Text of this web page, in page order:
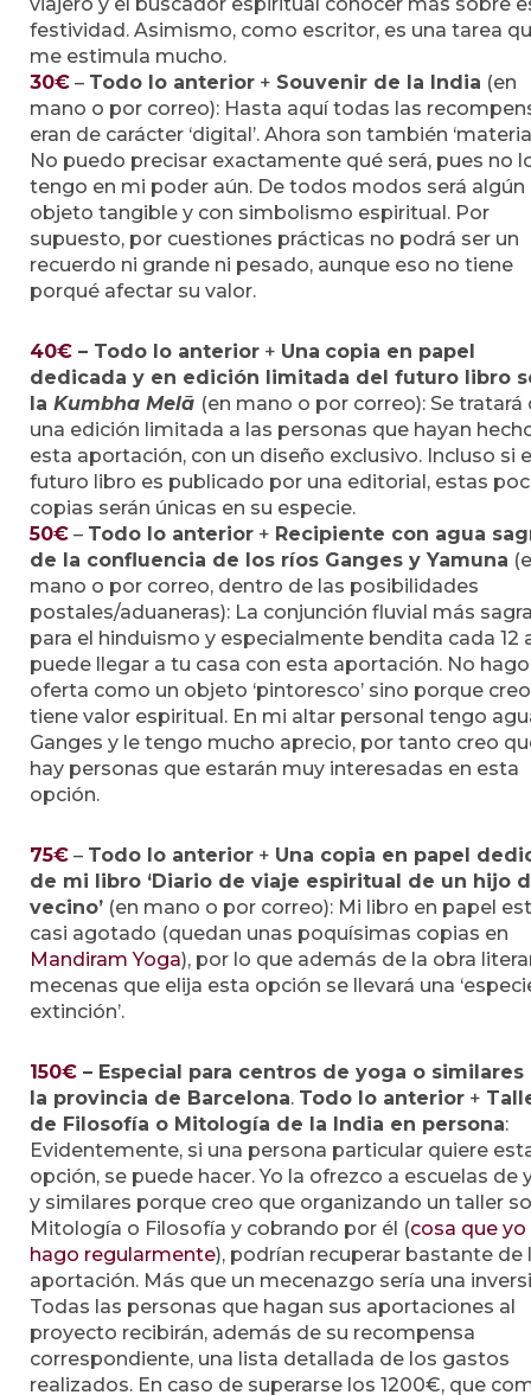
viajero y el buscador espiritual conocer más sobre
festividad. Asimismo, como escritor, es una tarea
me estimula mucho.
30€ – Todo lo anterior + Souvenir de la India (en
mano o por correo): Hasta aquí todas las
eran de carácter ‘digital’. Ahora son también
No puedo precisar exactamente qué será, pues no
tengo en mi poder aún. De todos modos será algún
objeto tangible y con simbolismo espiritual. Por
supuesto, por cuestiones prácticas no podrá ser un
recuerdo ni grande ni pesado, aunque eso no tiene
porqué afectar su valor.
40€ – Todo lo anterior + Una copia en papel
dedicada y en edición limitada del futuro libro
la Kumbha Melā (en mano o por correo): Se tratará
una edición limitada a las personas que hayan
esta aportación, con un diseño exclusivo. Incluso si
futuro libro es publicado por una editorial, estas
copias serán únicas en su especie.
50€ – Todo lo anterior + Recipiente con agua
de la confluencia de los ríos Ganges y Yamuna
mano o por correo, dentro de las posibilidades
postales/aduaneras): La conjunción fluvial más
para el hinduismo y especialmente bendita cada 12
puede llegar a tu casa con esta aportación. No
oferta como un objeto ‘pintoresco’ sino porque
tiene valor espiritual. En mi altar personal tengo
Ganges y le tengo mucho aprecio, por tanto creo
hay personas que estarán muy interesadas en esta
opción.
75€ – Todo lo anterior + Una copia en papel
de mi libro ‘Diario de viaje espiritual de un hijo
vecino’ (en mano o por correo): Mi libro en papel
casi agotado (quedan unas poquísimas copias en
Mandiram Yoga), por lo que además de la obra
mecenas que elija esta opción se llevará una
extinción’.
150€ – Especial para centros de yoga o similares
la provincia de Barcelona. Todo lo anterior +
de Filosofía o Mitología de la India en persona:
Evidentemente, si una persona particular quiere
opción, se puede hacer. Yo la ofrezco a escuelas de
y similares porque creo que organizando un taller
Mitología o Filosofía y cobrando por él (cosa que yo
hago regularmente), podrían recuperar bastante de
aportación. Más que un mecenazgo sería una
Todas las personas que hagan sus aportaciones al
proyecto recibirán, además de su recompensa
correspondiente, una lista detallada de los gastos
realizados. En caso de superarse los 1200€, que